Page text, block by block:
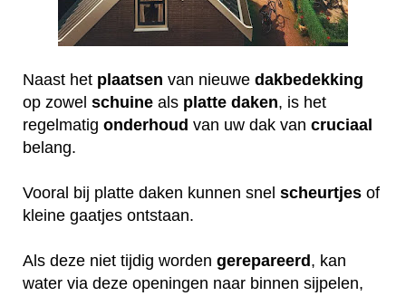
Naast het plaatsen van nieuwe dakbedekking
op zowel schuine als platte daken, is het
regelmatig onderhoud van uw dak van cruciaal
belang.
Vooral bij platte daken kunnen snel scheurtjes of
kleine gaatjes ontstaan.
Als deze niet tijdig worden gerepareerd , kan
water via deze openingen naar binnen sijpelen,